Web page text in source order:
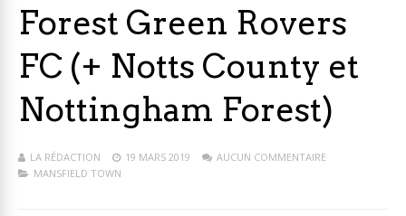
Forest Green Rovers
FC (+ Notts County et
Nottingham Forest)
LA RÉDACTION 19 MARS 2019
AUCUN COMMENTAIRE
MANSFIELD TOWN